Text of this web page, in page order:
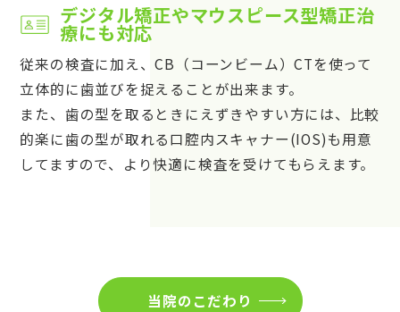
デジタル矯正やマウスピース型矯正治
療にも対応
従来の検査に加え、CB（コーンビーム）CTを使って
立体的に歯並びを捉えることが出来ます。
また、歯の型を取るときにえずきやすい方には、比較
的楽に歯の型が取れる口腔内スキャナー(IOS)も用意
してますので、より快適に検査を受けてもらえます。
当院のこだわり